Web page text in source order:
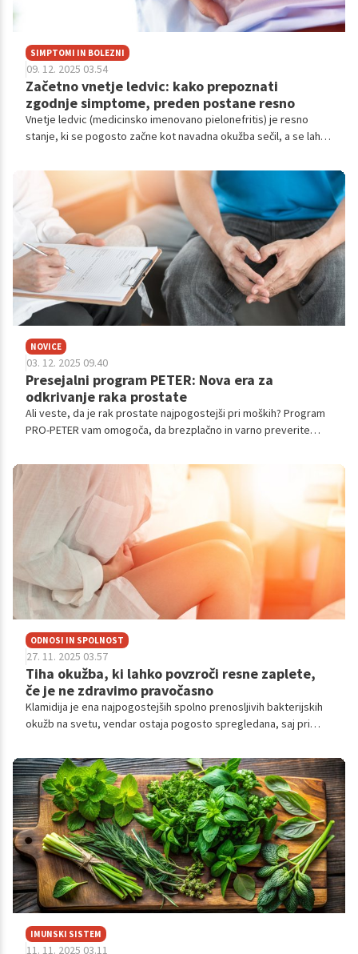
SIMPTOMI IN BOLEZNI
09. 12. 2025 03.54
Začetno vnetje ledvic: kako prepoznati
zgodnje simptome, preden postane resno
Vnetje ledvic (medicinsko imenovano pielonefritis) je resno
stanje, ki se pogosto začne kot navadna okužba sečil, a se lahko
pravočasno prepoznavanje zgodnjih simptomov.
NOVICE
03. 12. 2025 09.40
Presejalni program PETER: Nova era za
odkrivanje raka prostate
Ali veste, da je rak prostate najpogostejši pri moških? Program
PRO-PETER vam omogoča, da brezplačno in varno preverite
in boljše možnosti zdravljenja. Odzovite se vabilu in poskrbite
ODNOSI IN SPOLNOST
27. 11. 2025 03.57
Tiha okužba, ki lahko povzroči resne zaplete,
če je ne zdravimo pravočasno
Klamidija je ena najpogostejših spolno prenosljivih bakterijskih
okužb na svetu, vendar ostaja pogosto spregledana, saj pri
IMUNSKI SISTEM
11. 11. 2025 03.11